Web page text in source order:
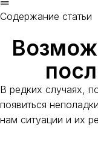
Содержание статьи
В редких случаях,
появиться
нам ситуации и их